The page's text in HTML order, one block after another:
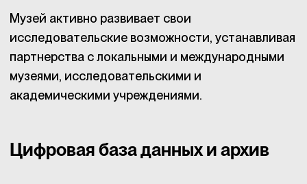
Музей активно развивает свои
исследовательские возможности, устанавливая
партнерства с локальными и международными
музеями, исследовательскими и
академическими учреждениями.
Цифровая база данных и архив